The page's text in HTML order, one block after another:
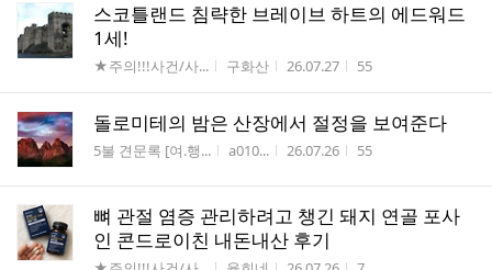
스코틀랜드 침략한 브레이브 하트의 에드워드
1세!
게시판명
★주의!!!사건/사... 작성자
구화산 작성시간
26.07.27 조회수
55
돌로미테의 밤은 산장에서 절정을 보여준다
게시판명
5불 견문록 [여.행... 작성자
a010... 작성시간
26.07.26 조회수
55
뼈 관절 염증 관리하려고 챙긴 돼지 연골 포사
인 콘드로이친 내돈내산 후기